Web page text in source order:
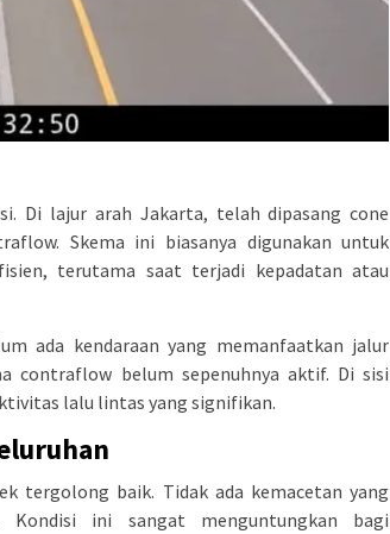
Di lajur arah Jakarta, telah dipasang cone
Skema ini biasanya digunakan untuk
terutama saat terjadi kepadatan atau
ada kendaraan yang memanfaatkan jalur
contraflow belum sepenuhnya aktif. Di sisi
lalu lintas yang signifikan.
tergolong baik. Tidak ada kemacetan yang
Kondisi ini sangat menguntungkan bagi